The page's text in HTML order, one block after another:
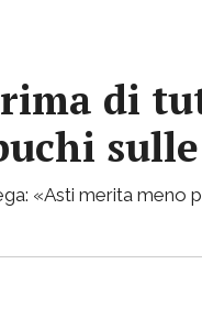
di
«Asti merita